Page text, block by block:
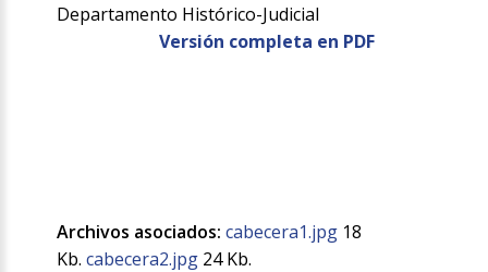
Departamento Histórico-Judicial
Versión completa en PDF
Archivos asociados: cabecera1.jpg 18
Kb.cabecera2.jpg 24 Kb.